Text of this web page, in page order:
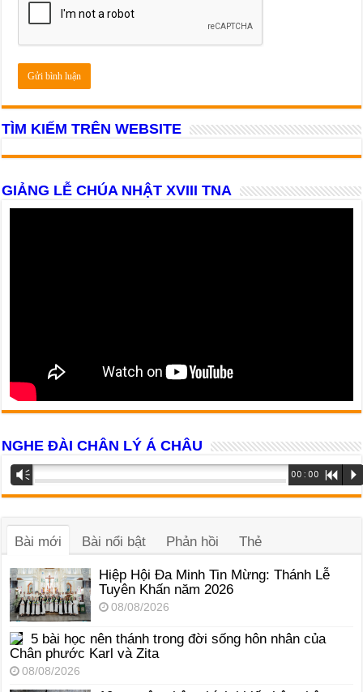
TÌM KIẾM TRÊN WEBSITE
GIẢNG LỄ CHÚA NHẬT XVIII TNA
NGHE ĐÀI CHÂN LÝ Á CHÂU
Trình
phát
âm
Vm 00:00 R P
Bài mới Bài nổi bật Phản hồi Thẻ
Hiệp Hội Đa Minh Tin Mừng: Thánh Lễ
Tuyên Khấn năm 2026
08/08/2026
5 bài học nên thánh trong đời sống hôn nhân của
Chân phước Karl và Zita
08/08/2026